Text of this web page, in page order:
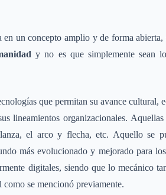
un concepto amplio y de forma abierta,
y no es que simplemente sean
que permitan su avance cultural,
lineamientos organizacionales.
el arco y flecha, etc. Aquello se
más evolucionado y mejorado para
digitales, siendo que lo mecánico
se mencionó previamente.